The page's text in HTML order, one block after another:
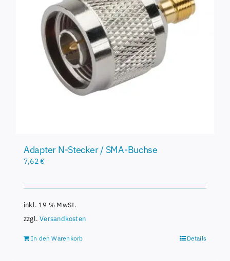
Adapter N-Stecker / SMA-Buchse
7,62€
inkl. 19 % MwSt.
zzgl.Versandkosten
In den Warenkorb Details